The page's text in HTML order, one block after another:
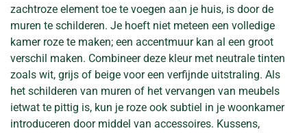
zachtroze element toe te voegen aan je huis, is door de
muren te schilderen. Je hoeft niet meteen een volledige
kamer roze te maken; een accentmuur kan al een groot
verschil maken. Combineer deze kleur met neutrale tinten
zoals wit, grijs of beige voor een verfijnde uitstraling. Als
het schilderen van muren of het vervangen van meubels
ietwat te pittig is, kun je roze ook subtiel in je woonkamer
introduceren door middel van accessoires. Kussens,